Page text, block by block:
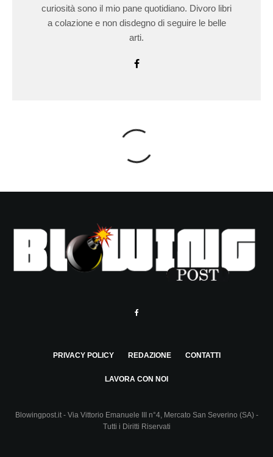
curiosità sono il mio pane quotidiano. Divoro libri
a colazione e non disdegno di seguire le belle
arti.
PRIVACY POLICY REDAZIONE CONTATTI
LAVORA CON NOI
Blowingpost.it - Via Vittorio Emanuele III n°4, Mercato San Severino (SA) -
Tutti i Diritti Riservati